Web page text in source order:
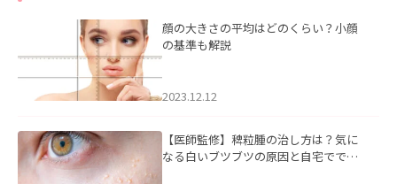
顔の大きさの平均はどのくらい？小顔
の基準も解説
2023.12.12
【医師監修】稗粒腫の治し方は？気に
なる白いブツブツの原因と自宅ででき